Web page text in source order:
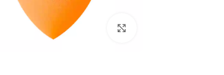
بزرگنمایی تصویر